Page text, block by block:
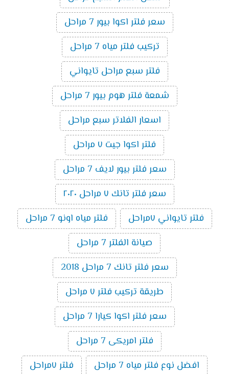
سعر فلتر اكوا بيور 7 مراحل
تركيب فلتر مياه 7 مراحل
فلتر سبع مراحل تايواني
شمعة فلتر هوم بيور 7 مراحل
اسعار الفلاتر سبع مراحل
فلتر اكوا جيت ٧ مراحل
سعر فلتر بيور لايف 7 مراحل
سعر فلتر تانك ٧ مراحل ٢٠٢٠
فلتر تايواني ٧مراحل
فلتر مياه اونو 7 مراحل
صيانة الفلتر 7 مراحل
سعر فلتر تانك 7 مراحل 2018
طريقة تركيب فلتر ٧ مراحل
سعر فلتر اكوا كيارا 7 مراحل
فلتر امريكى 7 مراحل
افضل نوع فلتر مياه 7 مراحل
فلتر ٧مراحل